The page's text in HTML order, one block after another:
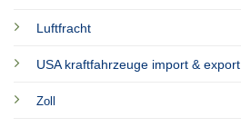
Luftfracht
USA kraftfahrzeuge import & export
Zoll